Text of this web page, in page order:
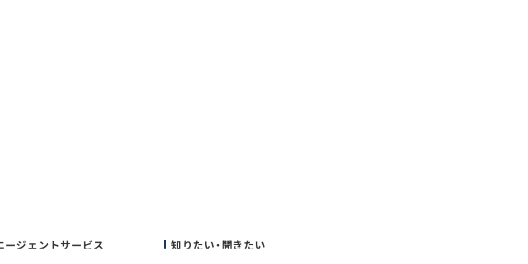
ージェントサービス 知りたい・聞きたい